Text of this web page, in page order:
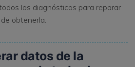
los diagnósticos para reparar
obtenerla.
datos de la